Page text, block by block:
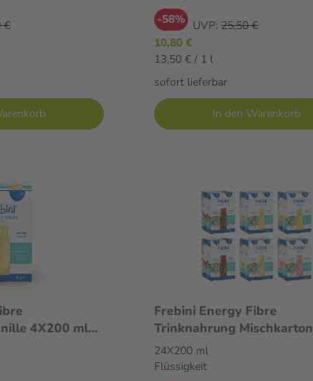
€
-58% UVP: 25,50 €
10,80 €
13,50 € / 1 l
sofort lieferbar
In den Warenkorb
4X200 ml
Frebini Energy Fibre
Trinknahrung Mischkarton
24X200 ml Flüssigkeit
24X200 ml
Flüssigkeit